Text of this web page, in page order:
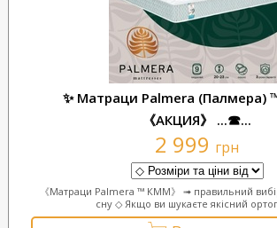
✨ Матраци Palmera (Палмера) ™
《АКЦИЯ》 ...☎...
2 999 грн
《Матраци Palmera ™ КММ》 ➟ правильний
сну ◇ Якщо ви шукаєте якісний